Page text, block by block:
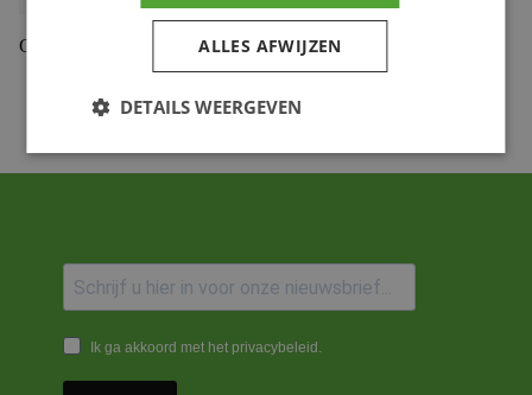
Gekoppelde Motoren
Ik ga akkoord met het privacybeleid.
ALLES AFWIJZEN
DETAILS WEERGEVEN